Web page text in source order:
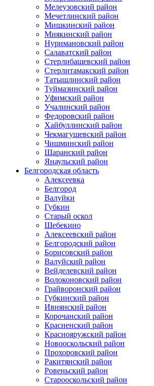
Мелеузовский район
Мечетлинский район
Мишкинский район
Миякинский район
Нуримановский район
Салаватский район
Стерлибашевский район
Стерлитамакский район
Татышлинский район
Туймазинский район
Уфимский район
Учалинский район
Федоровский район
Хайбуллинский район
Чекмагушевский район
Чишминский район
Шаранский район
Янаульский район
Белгородская область
Алексеевка
Белгород
Валуйки
Губкин
Старый оскол
Шебекино
Алексеевский район
Белгородский район
Борисовский район
Валуйский район
Вейделевский район
Волоконовский район
Грайворонский район
Губкинский район
Ивнянский район
Корочанский район
Красненский район
Краснояружский район
Новооскольский район
Прохоровский район
Ракитянский район
Ровеньский район
Старооскольский район